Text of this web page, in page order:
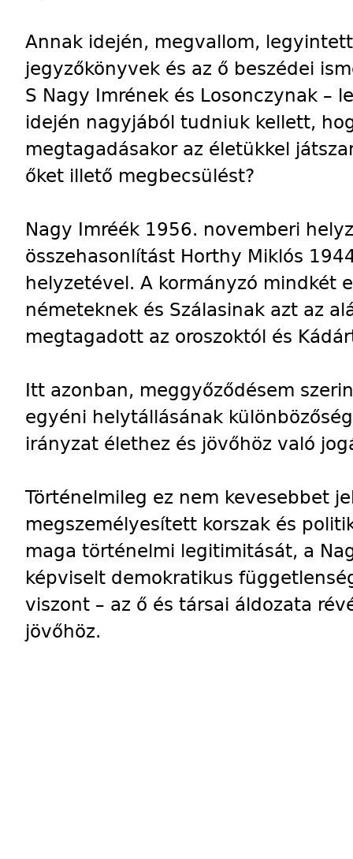
Annak idején, megvallom,
jegyzőkönyvek és az ő beszédei
S Nagy Imrének és Losonczynak –
idején nagyjából tudniuk kellett,
megtagadásakor az életükkel
őket illető megbecsülést?
Nagy Imréék 1956. novemberi
összehasonlítást Horthy Miklós
helyzetével. A kormányzó mindkét
németeknek és Szálasinak azt az
megtagadott az oroszoktól és
Itt azonban, meggyőződésem
egyéni helytállásának
irányzat élethez és jövőhöz való
Történelmileg ez nem kevesebbet
megszemélyesített korszak és
maga történelmi legitimitását, a
képviselt demokratikus
viszont – az ő és társai áldozata
jövőhöz.